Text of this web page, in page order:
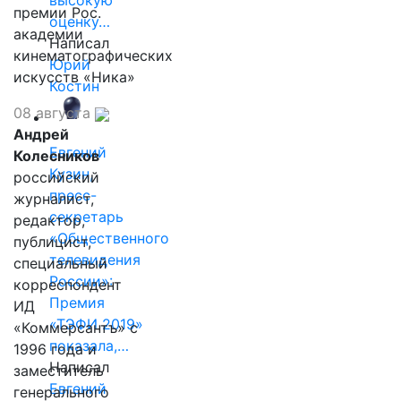
оценку…
Написал
Юрий
Костин
Евгений
Кузин,
пресс-
секретарь
«Общественного
телевидения
России»:
Премия
«ТЭФИ 2019»
показала,…
Написал
Евгений
премии Рос.
академии
кинематографических
искусств «Ника»
08 августа
Андрей
Колесников
российский
журналист,
редактор,
публицист,
специальный
корреспондент
ИД
«Коммерсантъ» с
1996 года и
заместитель
генерального